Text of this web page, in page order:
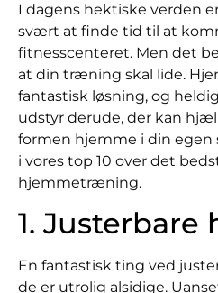
I dagens hektiske verden
svært at finde tid til at
fitnesscenteret. Men det
at din træning skal lide.
fantastisk løsning, og
udstyr derude, der kan
formen hjemme i din egen
i vores top 10 over det
hjemmetræning.
1.
En fantastisk ting ved
de er utrolig alsidige.